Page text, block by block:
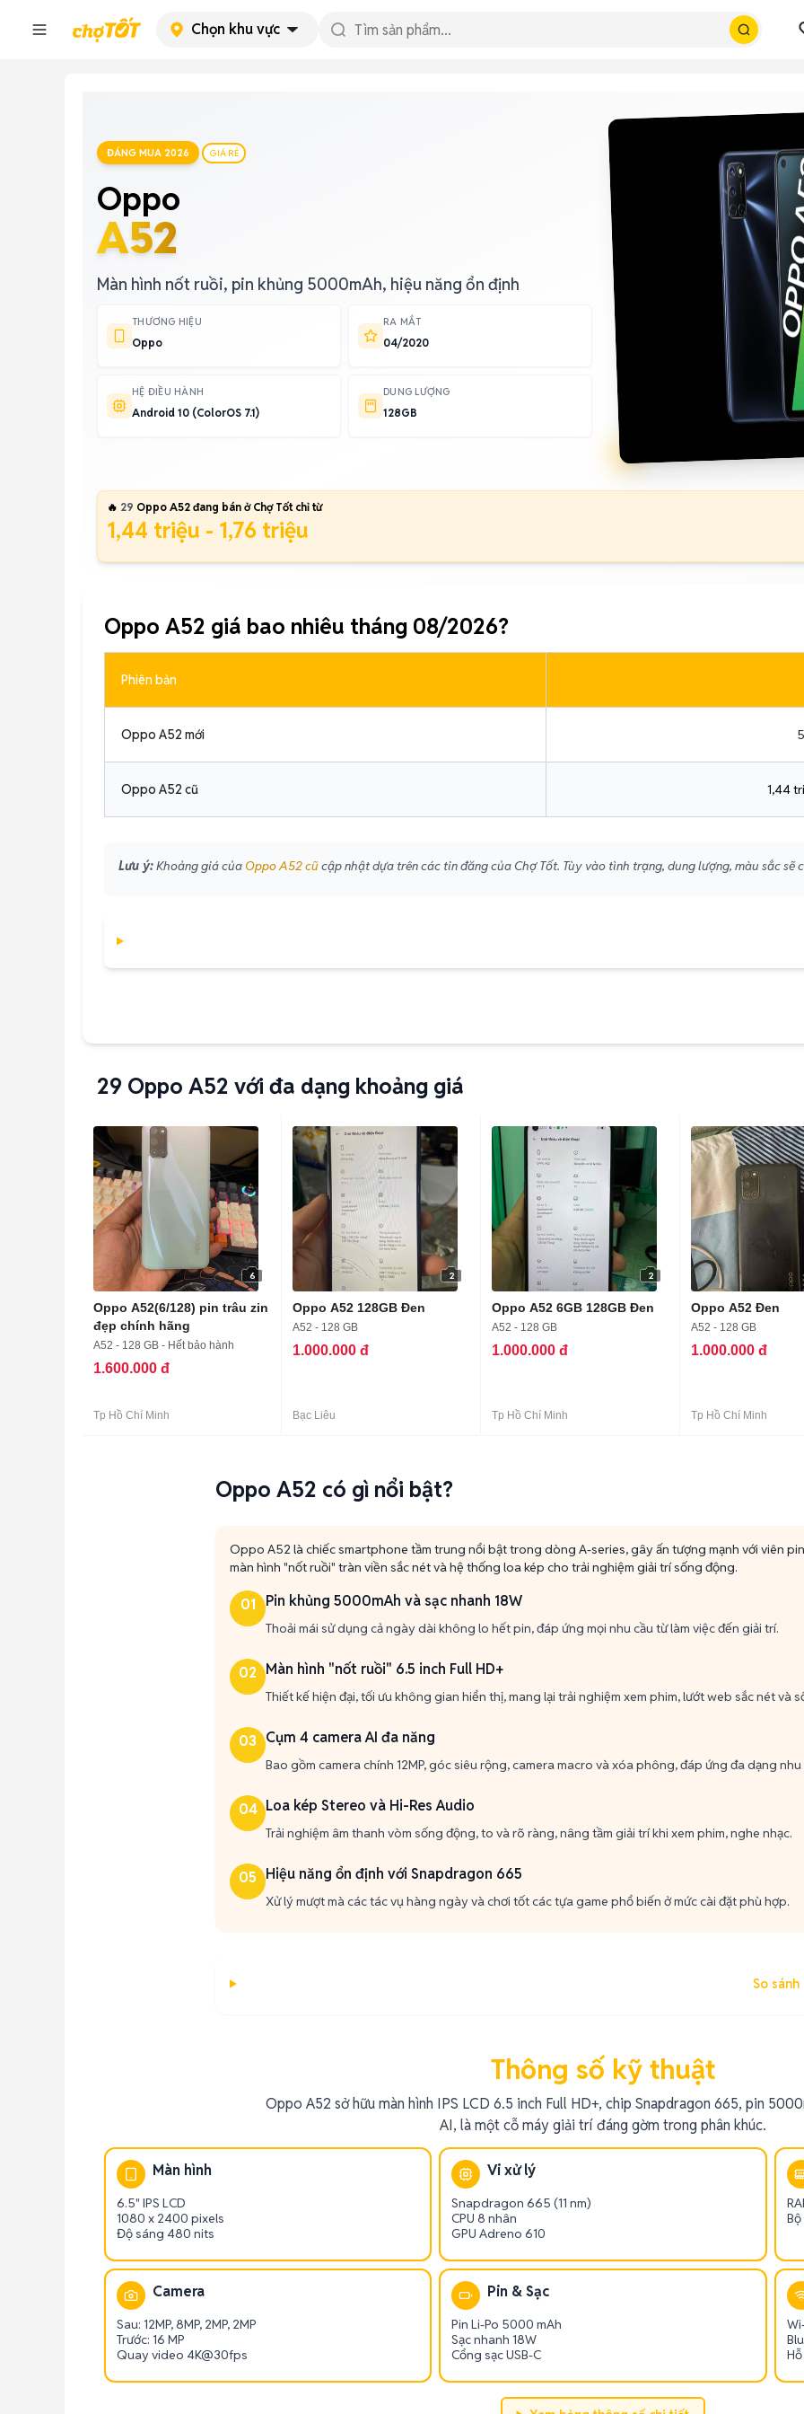
Chọn khu vực
ĐÁNG MUA 2026 GIÁ RẺ
Oppo
A52
Màn hình nốt ruồi, pin khủng 5000mAh, hiệu năng ổn định
THƯƠNG HIỆU
Oppo
RA MẮT
04/2020
HỆ ĐIỀU HÀNH
Android 10 (ColorOS 7.1)
DUNG LƯỢNG
128GB
🔥 29 Oppo A52 đang bán ở Chợ Tốt chỉ từ
1,44 triệu - 1,76 triệu
Oppo A52 giá bao nhiêu tháng 08/2026?
Phiên bản
Oppo A52 mới
Oppo A52 cũ 1,44
Lưu ý:Khoảng giá của Oppo A52 cũ cập nhật dựa trên các tin đăng của Chợ Tốt. Tùy vào tình trạng, dung lượng, màu sắc sẽ
29 Oppo A52 với đa dạng khoảng giá
6
Oppo A52(6/128) pin trâu zin
đẹp chính hãng
A52 - 128 GB - Hết bảo hành
1.600.000 đ
Tp Hồ Chí Minh
2
Oppo A52 128GB Đen
A52 - 128 GB
1.000.000 đ
Bạc Liêu
2
Oppo A52 6GB 128GB Đen
A52 - 128 GB
1.000.000 đ
Tp Hồ Chí Minh
Oppo A52 Đen
A52 - 128 GB
1.000.000 đ
Tp Hồ Chí Minh
Oppo A52 có gì nổi bật?
Oppo A52 là chiếc smartphone tầm trung nổi bật trong dòng A-series, gây ấn tượng mạnh với viên
màn hình "nốt ruồi" tràn viền sắc nét và hệ thống loa kép cho trải nghiệm giải trí sống động.
01 Pin khủng 5000mAh và sạc nhanh 18W
Thoải mái sử dụng cả ngày dài không lo hết pin, đáp ứng mọi nhu cầu từ làm việc đến giải trí.
02 Màn hình "nốt ruồi" 6.5 inch Full HD+
Thiết kế hiện đại, tối ưu không gian hiển thị, mang lại trải nghiệm xem phim, lướt web sắc nét và
03 Cụm 4 camera AI đa năng
Bao gồm camera chính 12MP, góc siêu rộng, camera macro và xóa phông, đáp ứng đa dạng
04 Loa kép Stereo và Hi-Res Audio
Trải nghiệm âm thanh vòm sống động, to và rõ ràng, nâng tầm giải trí khi xem phim, nghe nhạc.
05 Hiệu năng ổn định với Snapdragon 665
Xử lý mượt mà các tác vụ hàng ngày và chơi tốt các tựa game phổ biến ở mức cài đặt phù hợp.
So
Thông số kỹ thuật
Oppo A52 sở hữu màn hình IPS LCD 6.5 inch Full HD+, chip Snapdragon 665, pin
AI, là một cỗ máy giải trí đáng gờm trong phân khúc.
Màn hình
6.5" IPS LCD
1080 x 2400 pixels
Độ sáng 480 nits
Vi xử lý
Snapdragon 665 (11 nm)
CPU 8 nhân
GPU Adreno 610
Camera
Sau: 12MP, 8MP, 2MP, 2MP
Trước: 16 MP
Quay video 4K@30fps
Pin & Sạc
Pin Li-Po 5000 mAh
Sạc nhanh 18W
Cổng sạc USB-C